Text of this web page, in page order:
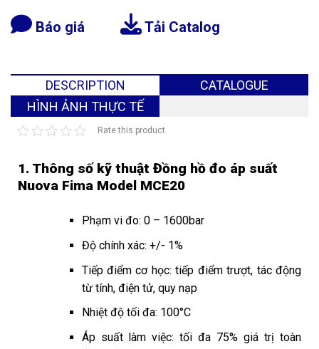
Báo giá Tải Catalog
DESCRIPTION
CATALOGUE
HÌNH ẢNH THỰC TẾ
Rate this product
1. Thông số kỹ thuật Đồng hồ đo áp suất
Nuova Fima Model MCE20
Phạm vi đo: 0 – 1600bar
Độ chính xác: +/- 1%
Tiếp điểm cơ học: tiếp điểm trượt, tác động
từ tính, điện tử, quy nạp
Nhiệt độ tối đa: 100°C
Áp suất làm việc: tối đa 75% giá trị toàn